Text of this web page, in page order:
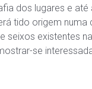
dos lugares e
tido origem
existentes
se